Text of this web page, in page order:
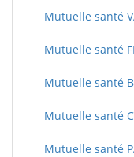
Mutuelle santé
Mutuelle santé
Mutuelle santé
Mutuelle santé
Mutuelle santé